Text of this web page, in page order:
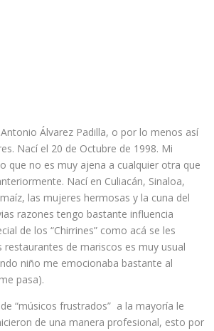
Álvarez Padilla, o por lo menos así
Nací el 20 de Octubre de 1998. Mi
que no es muy ajena a cualquier otra que
Nací en Culiacán, Sinaloa,
las mujeres hermosas y la cuna del
razones tengo bastante influencia
de los “Chirrines” como acá se les
restaurantes de mariscos es muy usual
niño me emocionaba bastante al
pasa).
“músicos frustrados” a la mayoría le
de una manera profesional, esto por